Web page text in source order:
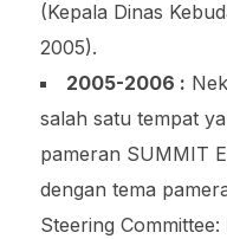
(Kepala Dinas
2005).
2005-2006 :
salah satu tempat
pameran SUMMIT
dengan tema
Steering Committee: